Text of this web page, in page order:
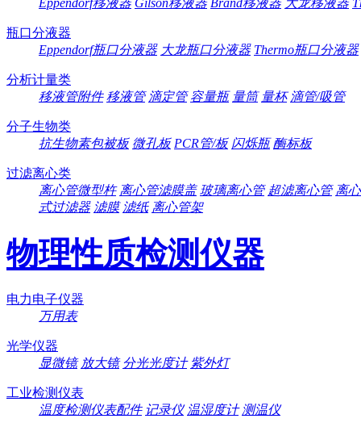
Eppendorf移液器 Gilson移液器 Brand移液器 大龙移液器
瓶口分液器
Eppendorf瓶口分液器 大龙瓶口分液器 Thermo瓶口分液器
分析计量类
移液管附件 移液管 滴定管 容量瓶 量筒 量杯 滴管/吸管
分子生物类
抗生物素包被板 微孔板 PCR管/板 闪烁瓶 酶标板
过滤离心类
离心管微型杵 离心管滤膜盖 玻璃离心管 超滤离心管 离
式过滤器 滤膜 滤纸 离心管架
物理性质检测仪器
电力电子仪器
万用表
光学仪器
显微镜 放大镜 分光光度计 紫外灯
工业检测仪表
温度检测仪表配件 记录仪 温湿度计 测温仪